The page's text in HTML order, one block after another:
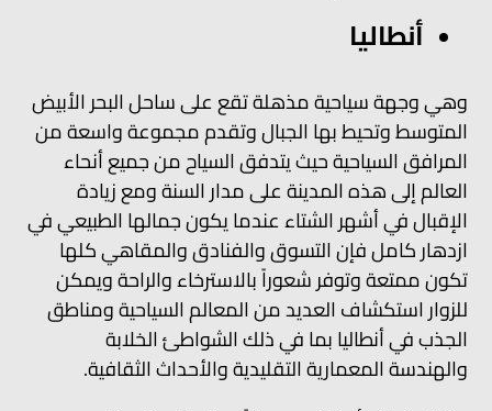
أنطاليا
وهي وجهة سياحية مذهلة تقع على ساحل البحر الأبيض
المتوسط وتحيط بها الجبال وتقدم مجموعة واسعة من
المرافق السياحية حيث يتدفق السياح من جميع أنحاء
العالم إلى هذه المدينة على مدار السنة ومع زيادة
الإقبال في أشهر الشتاء عندما يكون جمالها الطبيعي في
ازدهار كامل فإن التسوق والفنادق والمقاهي كلها
تكون ممتعة وتوفر شعوراً بالاسترخاء والراحة ويمكن
للزوار استكشاف العديد من المعالم السياحية ومناطق
الجذب في أنطاليا بما في ذلك الشواطئ الخلابة
والهندسة المعمارية التقليدية والأحداث الثقافية.